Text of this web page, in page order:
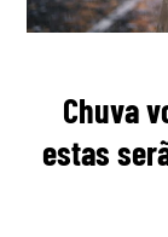
Chuva
estas